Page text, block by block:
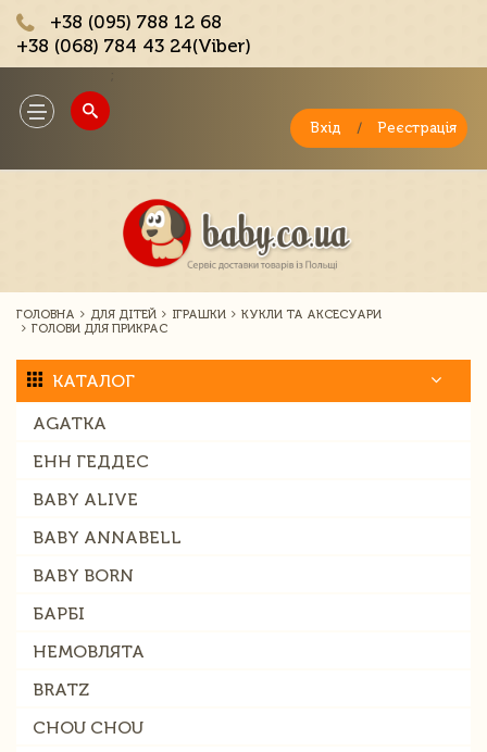
+38 (095) 788 12 68
+38 (068) 784 43 24(Viber)
Toggle
navigation
Вхід / Реєстрація
ГОЛОВНА ДЛЯ ДІТЕЙ ІГРАШКИ
КУКЛИ ТА АКСЕСУАРИ
ГОЛОВИ ДЛЯ ПРИКРАС
КАТАЛОГ
AGATKA
ЕНН ГЕДДЕС
BABY ALIVE
BABY ANNABELL
BABY BORN
БАРБІ
НЕМОВЛЯТА
BRATZ
CHOU CHOU